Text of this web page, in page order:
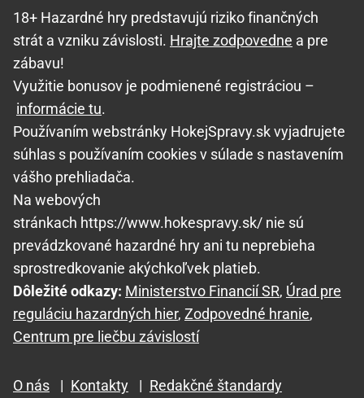
18+ Hazardné hry predstavujú riziko finančných
strát a vzniku závislosti. Hrajte zodpovedne a pre
zábavu!
Využitie bonusov je podmienené registráciou –
informácie tu.
Používaním webstránky HokejSpravy.sk vyjadrujete
súhlas s používaním cookies v súlade s nastavením
vášho prehliadača.
Na webových
stránkach https://www.hokespravy.sk/ nie sú
prevádzkované hazardné hry ani tu neprebieha
sprostredkovanie akýchkoľvek platieb.
Dôležité odkazy: Ministerstvo Financií SR, Úrad pre
reguláciu hazardných hier, Zodpovedné hranie,
Centrum pre liečbu závislostí
O nás | Kontakty | Redakčné štandardy